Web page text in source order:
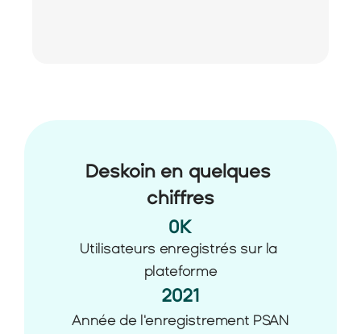
Deskoin en quelques
chiffres
0K
Utilisateurs enregistrés sur la
plateforme
2021
Année de l'enregistrement PSAN